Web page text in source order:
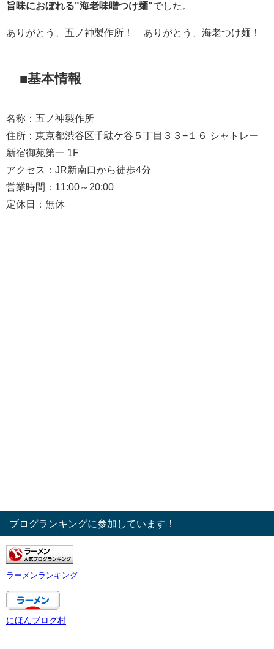
旨味におぼれる"海老味噌つけ麺"でした。
ありがとう、五ノ神製作所！ ありがとう、海老つけ麺！
■基本情報
名称：五ノ神製作所
住所：東京都渋谷区千駄ケ谷５丁目３３−１６ シャトレー
新宿御苑第一 1F
アクセス：JR新南口から徒歩4分
営業時間：11:00～20:00
定休日：無休
ブログランキングに参加しています！
ラーメンランキング
にほんブログ村